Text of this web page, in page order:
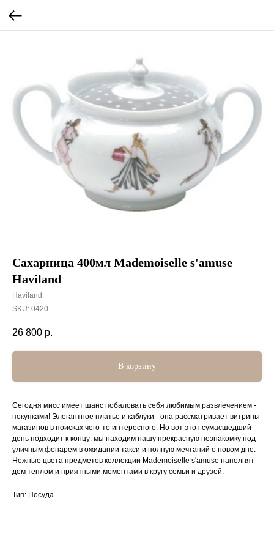
Сахарница 400мл Mademoiselle s'amuse
Haviland
Haviland
SKU: 0420
26 800 р.
В корзину
Сегодня мисс имеет шанс побаловать себя любимым развлечением -
покупками! Элегантное платье и каблуки - она рассматривает витрины
магазинов в поисках чего-то интересного. Но вот этот сумасшедший
день подходит к концу: мы находим нашу прекрасную незнакомку под
уличным фонарем в ожидании такси и полную мечтаний о новом дне.
Нежные цвета предметов коллекции Mademoiselle s'amuse наполнят
дом теплом и приятными моментами в кругу семьи и друзей.
Тип: Посуда